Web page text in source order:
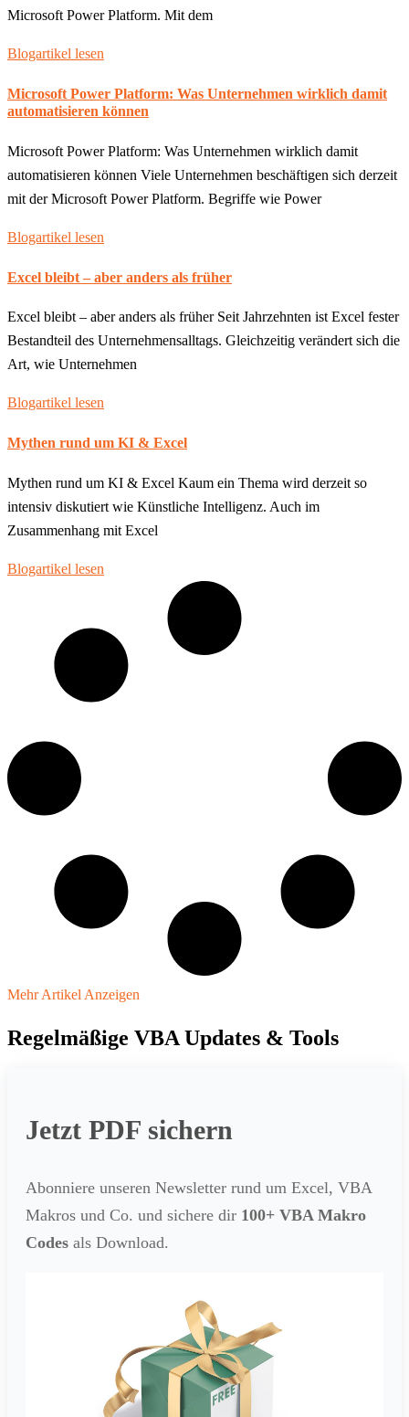
Microsoft Power Platform. Mit dem
Blogartikel lesen
Microsoft Power Platform: Was Unternehmen wirklich damit
automatisieren können
Microsoft Power Platform: Was Unternehmen wirklich damit
automatisieren können Viele Unternehmen beschäftigen sich derzeit
mit der Microsoft Power Platform. Begriffe wie Power
Blogartikel lesen
Excel bleibt – aber anders als früher
Excel bleibt – aber anders als früher Seit Jahrzehnten ist Excel fester
Bestandteil des Unternehmensalltags. Gleichzeitig verändert sich die
Art, wie Unternehmen
Blogartikel lesen
Mythen rund um KI & Excel
Mythen rund um KI & Excel Kaum ein Thema wird derzeit so
intensiv diskutiert wie Künstliche Intelligenz. Auch im
Zusammenhang mit Excel
Blogartikel lesen
Mehr Artikel Anzeigen
Regelmäßige VBA Updates & Tools
Jetzt PDF sichern
Abonniere unseren Newsletter rund um Excel, VBA
Makros und Co. und sichere dir 100+ VBA Makro
Codes als Download.